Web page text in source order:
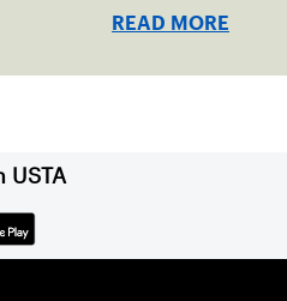
of the game.
READ MORE
USTA